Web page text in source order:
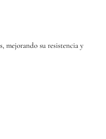
mejorando su resistencia y